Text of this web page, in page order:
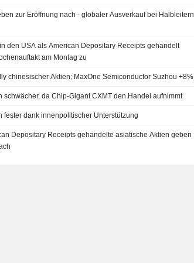
zur Eröffnung nach - globaler Ausverkauf bei Halbleitern
den USA als American Depositary Receipts gehandelt
am Montag zu
chinesischer Aktien; MaxOne Semiconductor Suzhou +8%
schwächer, da Chip-Gigant CXMT den Handel aufnimmt
fester dank innenpolitischer Unterstützung
Depositary Receipts gehandelte asiatische Aktien geben